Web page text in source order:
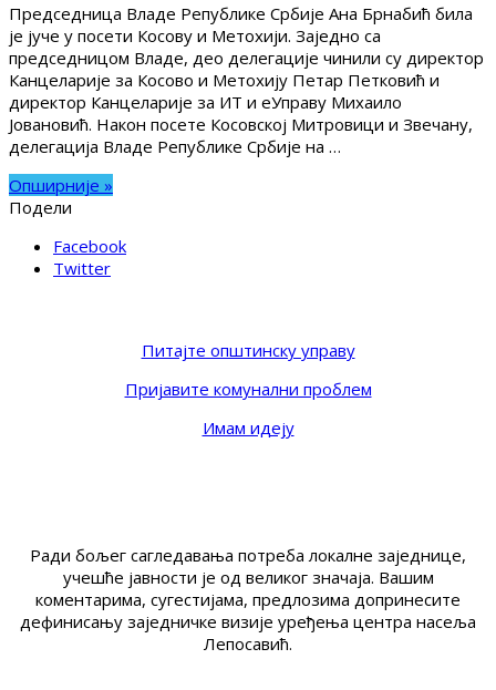
Председница Владе Републике Србије Ана Брнабић била
је јуче у посети Косову и Метохији. Заједно са
председницом Владе, део делегације чинили су директор
Канцеларије за Косово и Метохију Петар Петковић и
директор Канцеларије за ИТ и еУправу Михаило
Јовановић. Након посете Косовској Митровици и Звечану,
делегација Владе Републике Србије на …
Опширније »
Подели
Facebook
Twitter
Питајте општинску управу
Пријавите комунални проблем
Имам идеју
Ради бољег сагледавања потреба локалне заједнице,
учешће јавности је од великог значаја. Вашим
коментарима, сугестијама, предлозима допринесите
дефинисању заједничке визије уређења центра насеља
Лепосавић.